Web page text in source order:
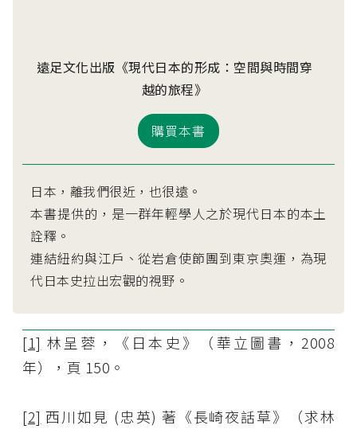
遠足文化出版《現代日本的形成：空間與時間穿
越的旅程》
購買本書
日本，離我們很近，也很遠。
本書提供的，是一群年輕學人之於現代日本的本土
詮釋。
連結紐約與江戶、從岩倉使節團到東京奧運，為現
代日本史拉出宏觀的視野。
[1] 林呈蓉，《日本史》（華立圖書，2008
年），頁 150。
[2] 西川如見 (忠英) 著《長崎夜話草》（求林